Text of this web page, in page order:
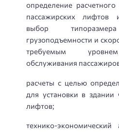
определение
пассажирских лифтов
выбор
грузоподъемности и
требуемым
обслуживания
расчеты с целью
для установки в здании
лифтов;
технико-экономический